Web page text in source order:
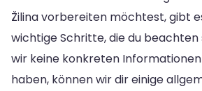
Žilina vorbereiten möchtest, gibt
wichtige Schritte, die du
wir keine konkreten
haben, können wir dir einige